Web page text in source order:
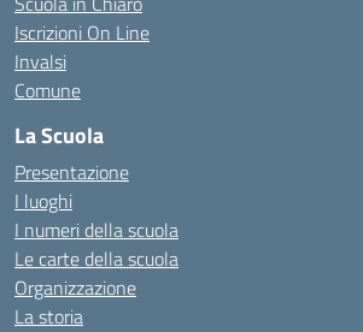
Iscrizioni On Line
Invalsi
Comune
La Scuola
Presentazione
I luoghi
I numeri della scuola
Le carte della scuola
Organizzazione
La storia